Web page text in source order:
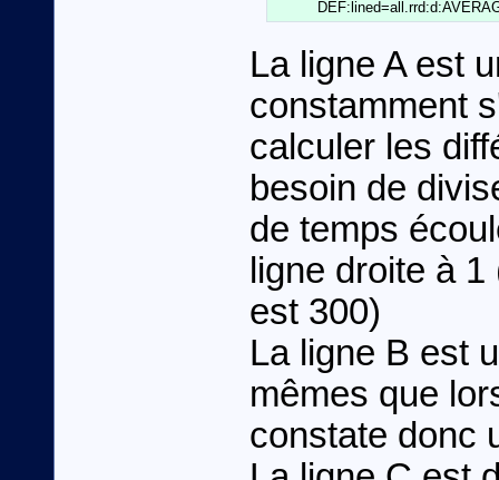
La ligne A est
constamment
calculer les
besoin de
de temps
ligne droite à
est 300)
La ligne B est
mêmes que
constate donc